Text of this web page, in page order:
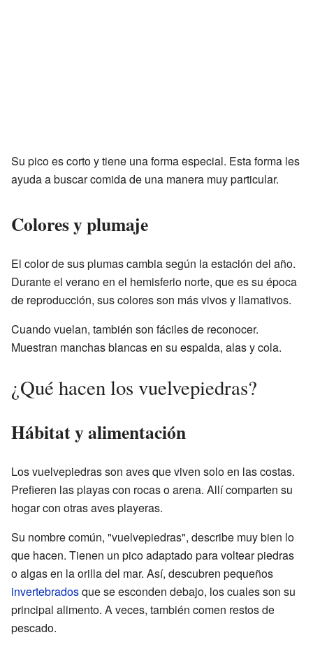
Su pico es corto y tiene una forma especial. Esta forma les
ayuda a buscar comida de una manera muy particular.
Colores y plumaje
El color de sus plumas cambia según la estación del año.
Durante el verano en el hemisferio norte, que es su época
de reproducción, sus colores son más vivos y llamativos.
Cuando vuelan, también son fáciles de reconocer.
Muestran manchas blancas en su espalda, alas y cola.
¿Qué hacen los vuelvepiedras?
Hábitat y alimentación
Los vuelvepiedras son aves que viven solo en las costas.
Prefieren las playas con rocas o arena. Allí comparten su
hogar con otras aves playeras.
Su nombre común, "vuelvepiedras", describe muy bien lo
que hacen. Tienen un pico adaptado para voltear piedras
o algas en la orilla del mar. Así, descubren pequeños
invertebradosque se esconden debajo, los cuales son su
principal alimento. A veces, también comen restos de
pescado.